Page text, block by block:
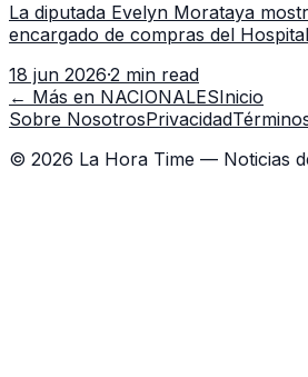
La diputada Evelyn Morataya
encargado de compras del
capacitación en la capital.
18 jun 2026·2 min read
← Más en NACIONALESInicio
Sobre NosotrosPrivacidad
© 2026 La Hora Time — Noticias